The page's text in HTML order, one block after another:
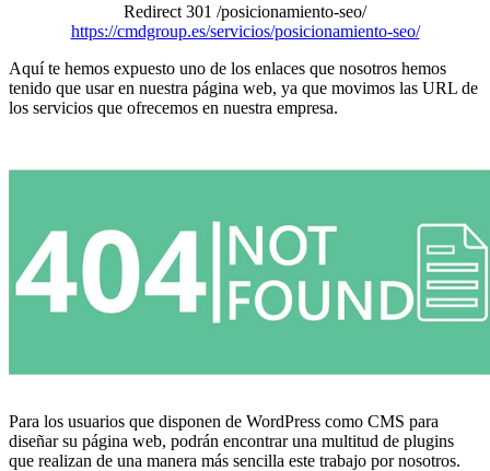
Redirect 301 /posicionamiento-seo/
https://cmdgroup.es/servicios/posicionamiento-seo/
Aquí te hemos expuesto uno de los enlaces que nosotros hemos
tenido que usar en nuestra página web, ya que movimos las URL de
los servicios que ofrecemos en nuestra empresa.
Para los usuarios que disponen de WordPress como CMS para
diseñar su página web, podrán encontrar una multitud de plugins
que realizan de una manera más sencilla este trabajo por nosotros.